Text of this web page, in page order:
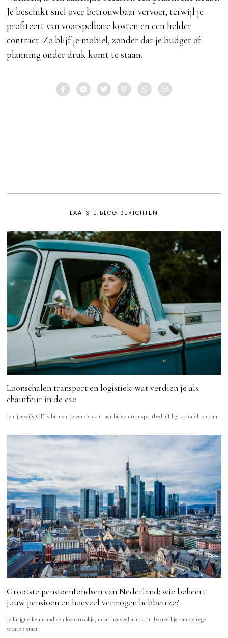
Je beschikt snel over betrouwbaar vervoer, terwijl je
profiteert van voorspelbare kosten en een helder
contract. Zo blijf je mobiel, zonder dat je budget of
planning onder druk komt te staan.
LAATSTE BLOG BERICHTEN
Loonschalen transport en logistiek: wat verdien je als
chauffeur in de cao
Je rijbewijs CE is binnen, je eerste contract bij een transportbedrijf ligt op tafel, en dan
Grootste pensioenfondsen van Nederland: wie beheert
jouw pensioen en hoeveel vermogen hebben ze?
Je krijgt elke maand een loonstrookje, maar hoeveel aandacht besteed je aan de regel
waarop staat